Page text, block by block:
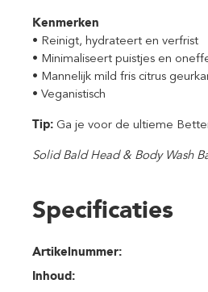
Kenmerken
• Reinigt, hydrateert en verfrist
• Minimaliseert puistjes en
• Mannelijk mild fris citrus
• Veganistisch
Tip: Ga je voor de ultieme
Solid Bald Head & Body Wash
Specificaties
Artikelnummer:
Inhoud: